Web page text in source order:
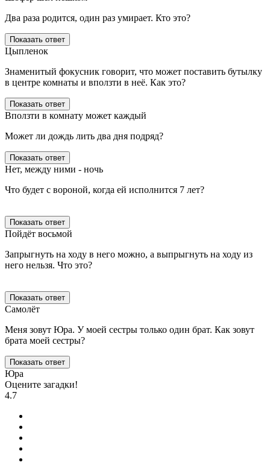
Два раза родится, один раз умирает. Кто это?
Показать ответ
Цыпленок
Знаменитый фокусник говорит, что может поставить бутылку
в центре комнаты и вползти в неё. Как это?
Показать ответ
Вползти в комнату может каждый
Может ли дождь лить два дня подряд?
Показать ответ
Нет, между ними - ночь
Что будет с вороной, когда ей исполнится 7 лет?
Показать ответ
Пойдёт восьмой
Запрыгнуть на ходу в него можно, а выпрыгнуть на ходу из
него нельзя. Что это?
Показать ответ
Самолёт
Меня зовут Юра. У моей сестры только один брат. Как зовут
брата моей сестры?
Показать ответ
Юра
Оцените загадки!
4.7